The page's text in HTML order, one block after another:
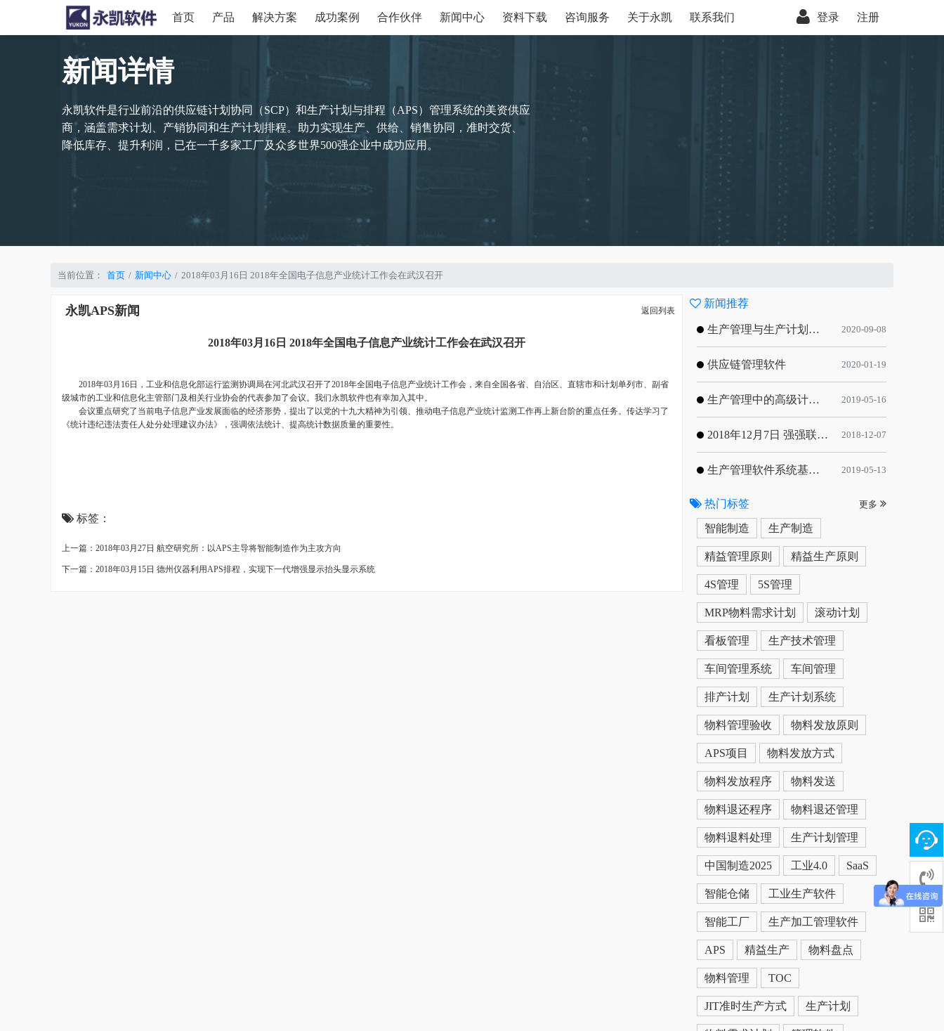
首页 产品 解决方案 成功案例 合作伙伴 新闻中心 资料下载 咨询服务 关于永凯 联系我们 登录 注册
新闻详情
永凯软件是行业前沿的供应链计划协同（SCP）和生产计划与排程（APS）管理系统的美资供应
商，涵盖需求计划、产销协同和生产计划排程。助力实现生产、供给、销售协同，准时交货、
降低库存、提升利润，已在一千多家工厂及众多世界500强企业中成功应用。
当前位置： 首页 新闻中心 2018年03月16日 2018年全国电子信息产业统计工作会在武汉召开
永凯APS新闻 返回列表
2018年03月16日 2018年全国电子信息产业统计工作会在武汉召开
2018年03月16日，工业和信息化部运行监测协调局在河北武汉召开了2018年全国电子信息产业统计工作会，来自全国各省、自治区、直辖市和计划单列市、副省
级城市的工业和信息化主管部门及相关行业协会的代表参加了会议。我们永凯软件也有幸加入其中。
会议重点研究了当前电子信息产业发展面临的经济形势，提出了以党的十九大精神为引领、推动电子信息产业统计监测工作再上新台阶的重点任务。传达学习了
《统计违纪违法责任人处分处理建议办法》，强调依法统计、提高统计数据质量的重要性。
标签：
上一篇：2018年03月27日 航空研究所：以APS主导将智能制造作为主攻方向
下一篇：2018年03月15日 德州仪器利用APS排程，实现下一代增强显示抬头显示系统
新闻推荐
生产管理与生产计划的目标 2020-09-08
供应链管理软件 2020-01-19
生产管理中的高级计划与排程优化 2019-05-16
2018年12月7日 强强联手，共同推进电子器件领域APS应用典范 风华高科生产自动化工业互联网应用项目-APS项目启动会 2018-12-07
生产管理软件系统基于信息化的解决方案 2019-05-13
热门标签 更多
智能制造 生产制造
精益管理原则 精益生产原则
4S管理 5S管理
MRP物料需求计划 滚动计划
看板管理 生产技术管理
车间管理系统 车间管理
排产计划 生产计划系统
物料管理验收 物料发放原则
APS项目 物料发放方式
物料发放程序 物料发送
物料退还程序 物料退还管理
物料退料处理 生产计划管理
中国制造2025 工业4.0 SaaS
智能仓储 工业生产软件
智能工厂 生产加工管理软件
APS 精益生产 物料盘点
物料管理 TOC
JIT准时生产方式 生产计划